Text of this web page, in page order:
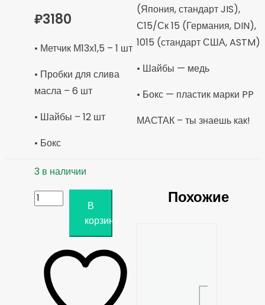
₽3180
• Метчик М13х1,5 – 1 шт
• Пробки для слива
масла – 6 шт
• Шайбы – 12 шт
• Бокс
3 в наличии
Количество
ремонта
масляных
пробок
В
корзину
(Япония, стандарт JIS),
С15/Ск 15 (Германия, DIN),
1015 (стандарт США, ASTM)
• Шайбы — медь
• Бокс — пластик марки PP
МАСТАК – ты знаешь как!
Похожие